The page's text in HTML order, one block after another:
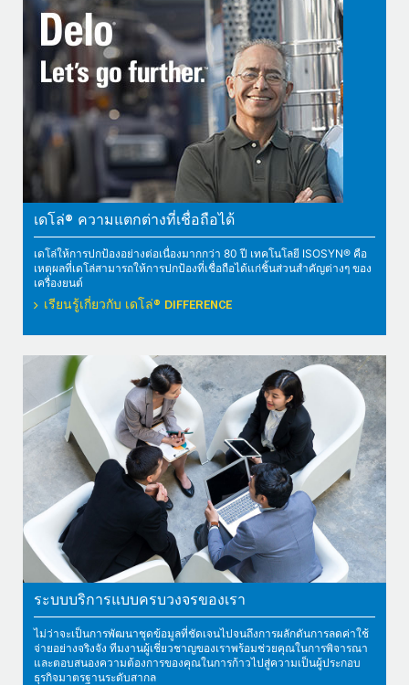
เดโล่® ความแตกต่างที่เชื่อถือได้
เดโล่ให้การปกป้องอย่างต่อเนื่องมากกว่า 80 ปี เทคโนโลยี ISOSYN® คือ
เหตุผลที่เดโล่สามารถให้การปกป้องที่เชื่อถือได้แก่ชิ้นส่วนสำคัญต่างๆ ของ
เครื่องยนต์
เรียนรู้เกี่ยวกับ เดโล่® DIFFERENCE
ระบบบริการแบบครบวงจรของเรา
ไม่ว่าจะเป็นการพัฒนาชุดข้อมูลที่ชัดเจนไปจนถึงการผลักดันการลดค่าใช้
จ่ายอย่างจริงจัง ทีมงานผู้เชี่ยวชาญของเราพร้อมช่วยคุณในการพิจารณา
และตอบสนองความต้องการของคุณในการก้าวไปสู่ความเป็นผู้ประกอบ
ธุรกิจมาตรฐานระดับสากล